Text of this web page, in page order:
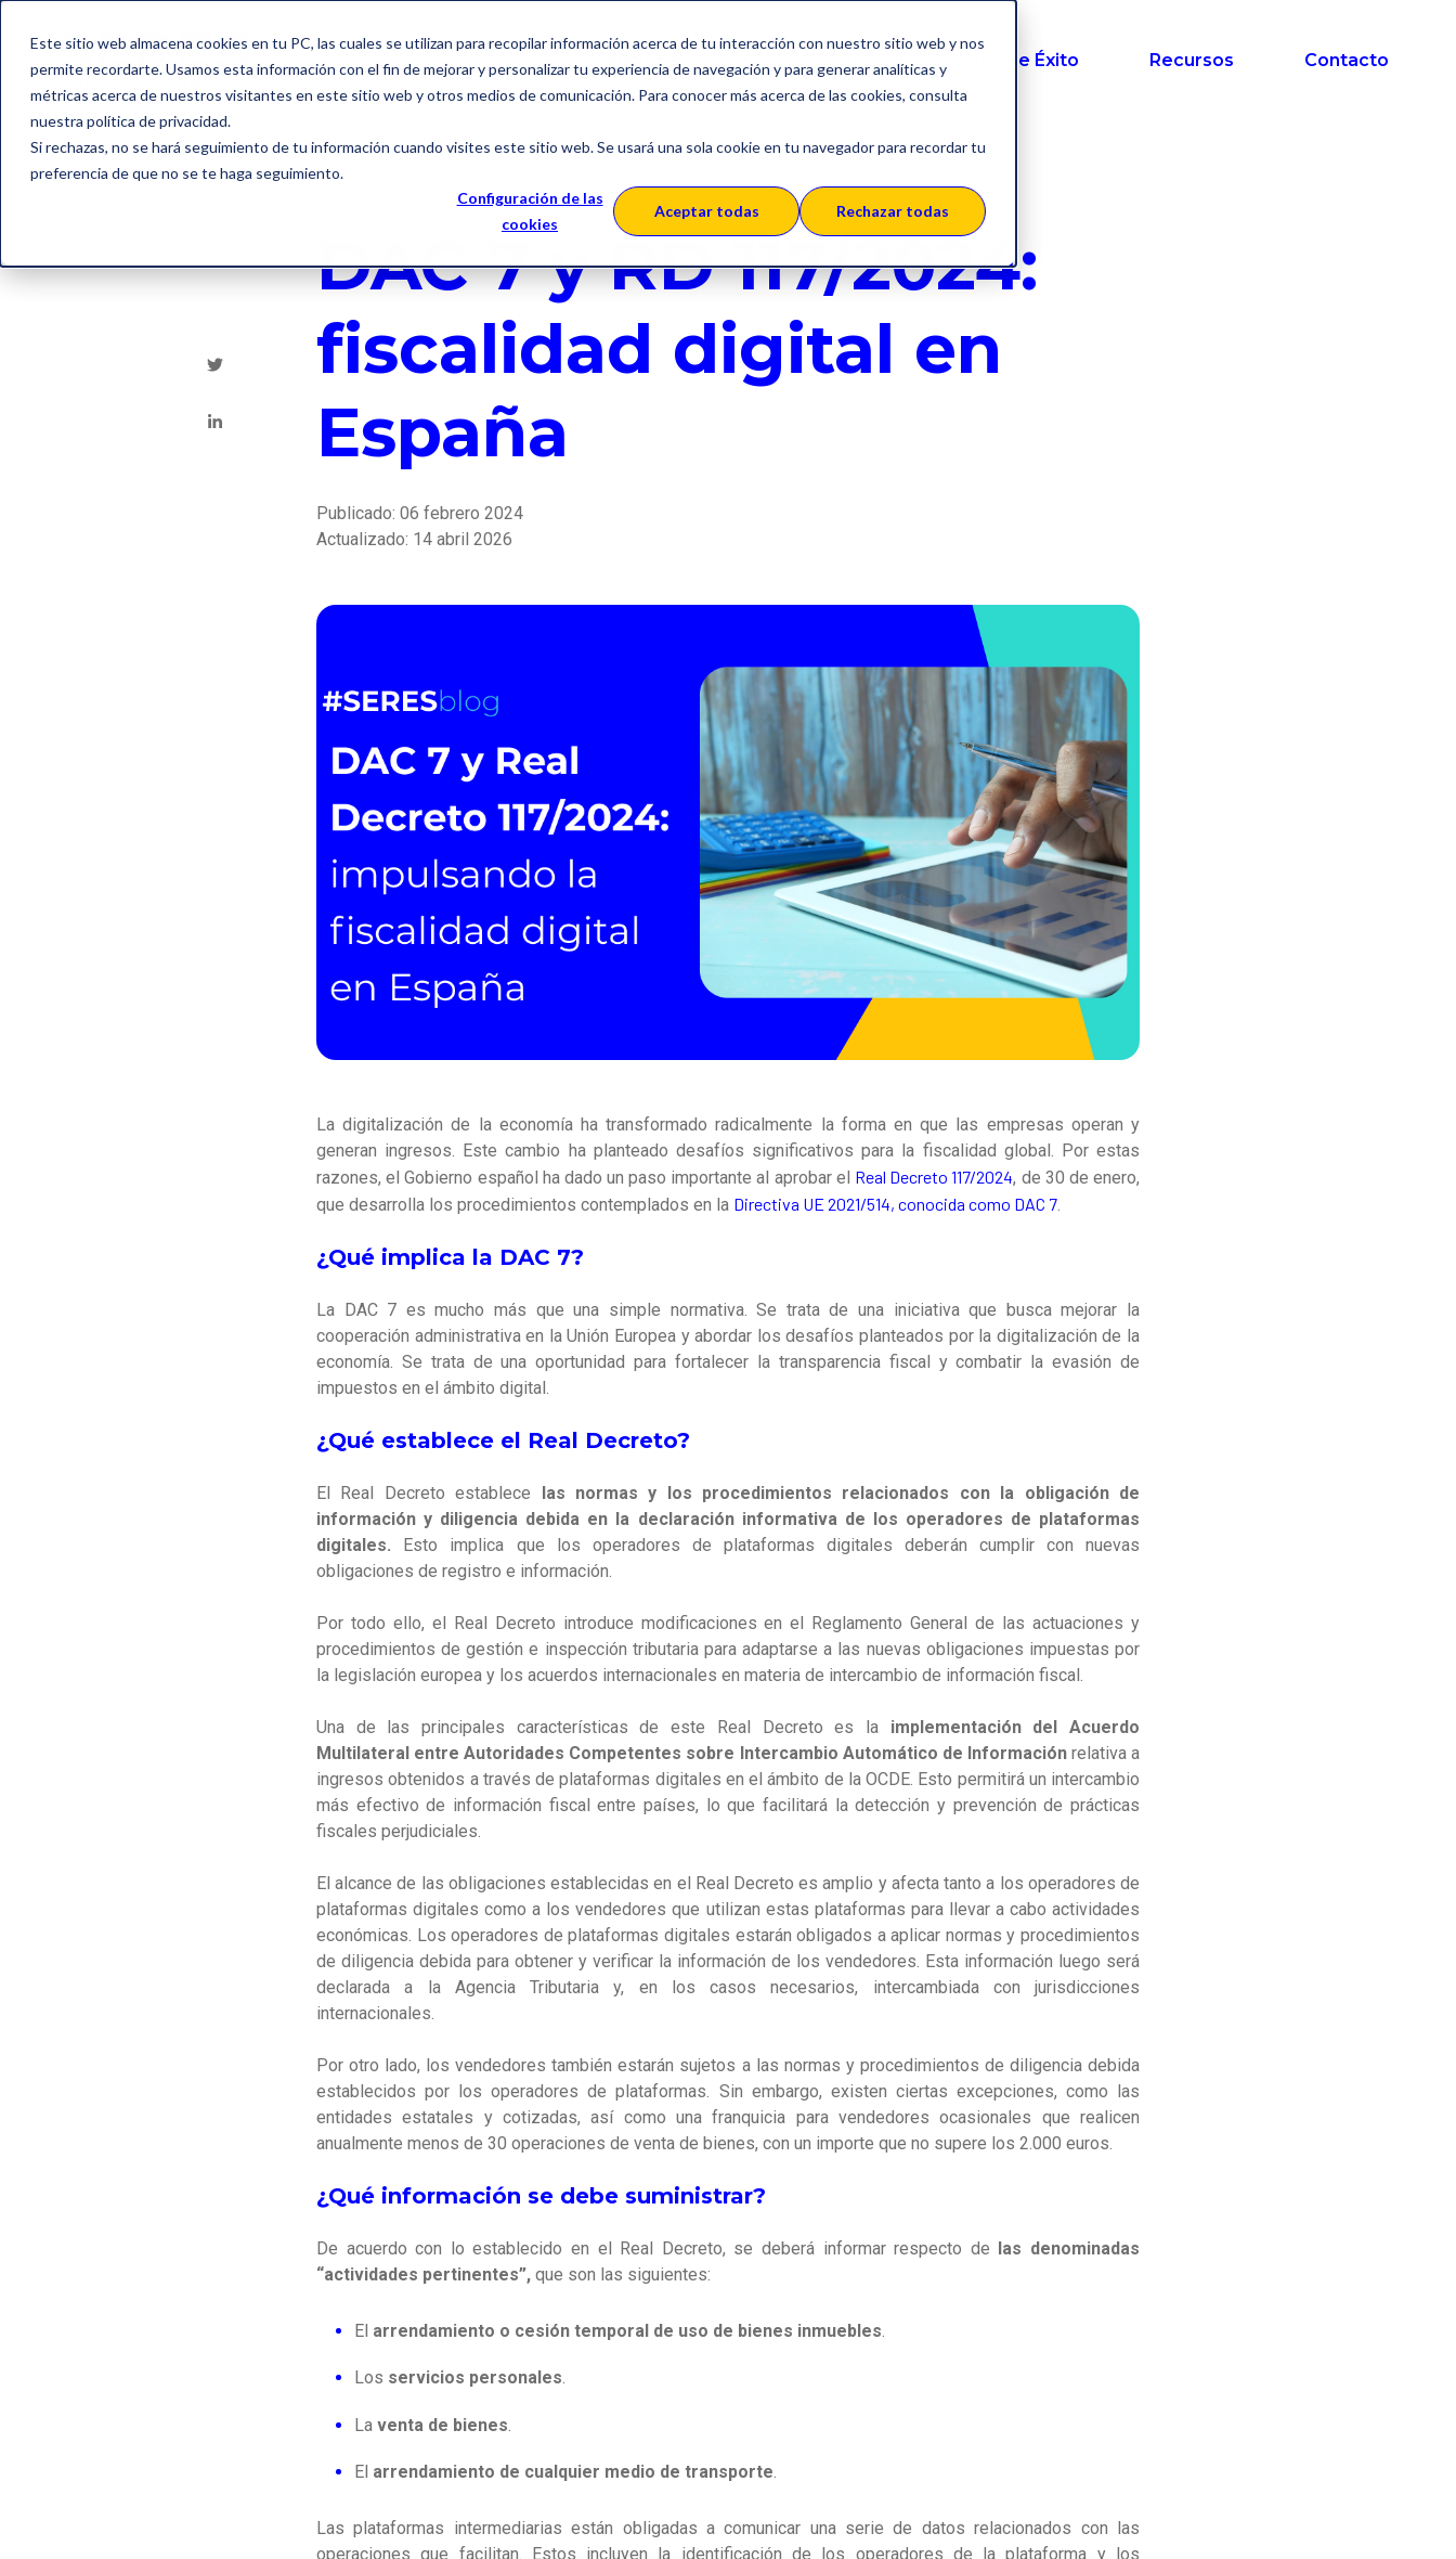
Este sitio web almacena cookies en tu PC, las cuales se utilizan para recopilar información acerca de tu interacción con nuestro sitio web y nos
permite recordarte. Usamos esta información con el fin de mejorar y personalizar tu experiencia de navegación y para generar analíticas y
métricas acerca de nuestros visitantes en este sitio web y otros medios de comunicación. Para conocer más acerca de las cookies, consulta
nuestra política de privacidad.
Si rechazas, no se hará seguimiento de tu información cuando visites este sitio web. Se usará una sola cookie en tu navegador para recordar tu
preferencia de que no se te haga seguimiento.
Configuración de las
cookies
Aceptar todas Rechazar todas
Soluciones Sobre SERES Casos de Éxito Recursos Contacto
Reporte Fiscal Electrónico
DAC 7 y RD 117/2024:
fiscalidad digital en
España
Publicado: 06 febrero 2024
Actualizado: 14 abril 2026
La digitalización de la economía ha transformado radicalmente la forma en que las empresas operan y
generan ingresos. Este cambio ha planteado desafíos significativos para la fiscalidad global. Por estas
razones, el Gobierno español ha dado un paso importante al aprobar el Real Decreto 117/2024, de 30 de enero,
que desarrolla los procedimientos contemplados en la Directiva UE 2021/514, conocida como DAC 7.
¿Qué implica la DAC 7?
La DAC 7 es mucho más que una simple normativa. Se trata de una iniciativa que busca mejorar la
cooperación administrativa en la Unión Europea y abordar los desafíos planteados por la digitalización de la
economía. Se trata de una oportunidad para fortalecer la transparencia fiscal y combatir la evasión de
impuestos en el ámbito digital.
¿Qué establece el Real Decreto?
El Real Decreto establece
las normas y los procedimientos relacionados con la obligación de
información y diligencia debida en la declaración informativa de los operadores de plataformas
digitales. Esto implica que los operadores de plataformas digitales deberán cumplir con nuevas
obligaciones de registro e información.
Por todo ello, el Real Decreto introduce modificaciones en el Reglamento General de las actuaciones y
procedimientos de gestión e inspección tributaria para adaptarse a las nuevas obligaciones impuestas por
la legislación europea y los acuerdos internacionales en materia de intercambio de información fiscal.
Una de las principales características de este Real Decreto es la implementación del Acuerdo
Multilateral entre Autoridades Competentes sobre Intercambio Automático de Informaciónrelativa a
ingresos obtenidos a través de plataformas digitales en el ámbito de la OCDE. Esto permitirá un intercambio
más efectivo de información fiscal entre países, lo que facilitará la detección y prevención de prácticas
fiscales perjudiciales.
El alcance de las obligaciones establecidas en el Real Decreto es amplio y afecta tanto a los operadores de
plataformas digitales como a los vendedores que utilizan estas plataformas para llevar a cabo actividades
económicas. Los operadores de plataformas digitales estarán obligados a aplicar normas y procedimientos
de diligencia debida para obtener y verificar la información de los vendedores. Esta información luego será
declarada a la Agencia Tributaria y, en los casos necesarios, intercambiada con jurisdicciones
internacionales.
Por otro lado, los vendedores también estarán sujetos a las normas y procedimientos de diligencia debida
establecidos por los operadores de plataformas. Sin embargo, existen ciertas excepciones, como las
entidades estatales y cotizadas, así como una franquicia para vendedores ocasionales que realicen
anualmente menos de 30 operaciones de venta de bienes, con un importe que no supere los 2.000 euros.
¿Qué información se debe suministrar?
De acuerdo con lo establecido en el Real Decreto, se deberá informar respecto de
las denominadas
“actividades pertinentes”, que son las siguientes:
El arrendamiento o cesión temporal de uso de bienes inmuebles.
Los servicios personales.
Laventa de bienes
El arrendamiento de cualquier medio de transporte.
Las plataformas intermediarias están obligadas a comunicar una serie de datos relacionados con las
operaciones que facilitan. Estos incluyen la identificación de los operadores de la plataforma y los